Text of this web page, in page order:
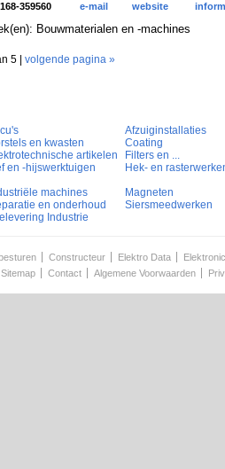
359560 e-mail website
Bouwmaterialen en -machines
5 | volgende pagina »
Afzuiginstallaties
en kwasten
Coating
artikelen
Filters en ...
en -hijswerktuigen
Hek- en
machines
Magneten
en onderhoud
Siersmeedwerken
Industrie
Constructeur Elektro Data
Sitemap Contact Algemene Voorwaarden